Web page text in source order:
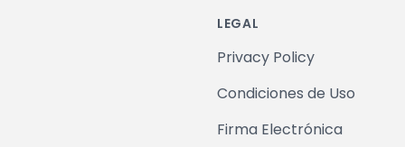
LEGAL
Privacy Policy
Condiciones de Uso
Firma Electrónica